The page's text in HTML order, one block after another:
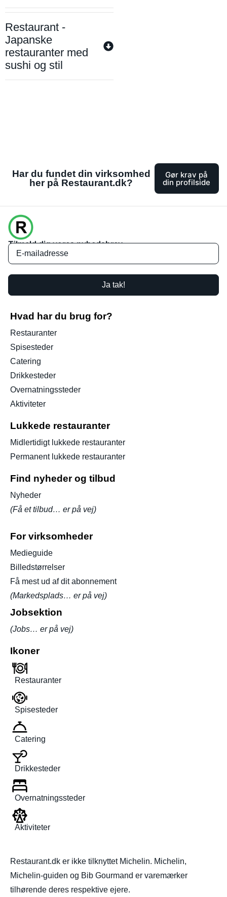
Restaurant -
Japanske
restauranter med
sushi og stil
Har du fundet din virksomhed
her på Restaurant.dk?
Gør krav på
din profilside
Tilmeld dig vores nyhedsbrev
Ja tak!
Hvad har du brug for?
Restauranter
Spisesteder
Catering
Drikkesteder
Overnatningssteder
Aktiviteter
Lukkede restauranter
Midlertidigt lukkede restauranter
Permanent lukkede restauranter
Find nyheder og tilbud
Nyheder
(Få et tilbud… er på vej)
For virksomheder
Medieguide
Billedstørrelser
Få mest ud af dit abonnement
(Markedsplads… er på vej)
Jobsektion
(Jobs… er på vej)
Ikoner
Restauranter
Spisesteder
Catering
Drikkesteder
Overnatningssteder
Aktiviteter
Restaurant.dk er ikke tilknyttet Michelin. Michelin,
Michelin-guiden og Bib Gourmand er varemærker
tilhørende deres respektive ejere.